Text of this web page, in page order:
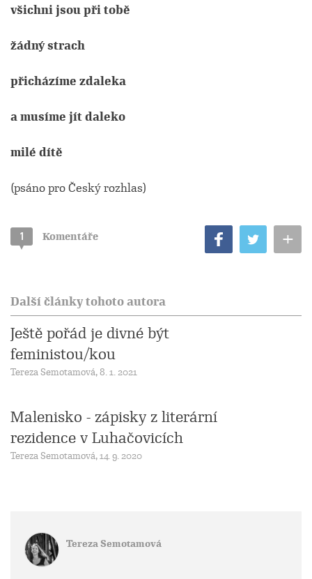
všichni jsou při tobě
žádný strach
přicházíme zdaleka
a musíme jít daleko
milé dítě
(psáno pro Český rozhlas)
1 Komentáře +
Další články tohoto autora
Ještě pořád je divné být
feministou/kou
Tereza Semotamová, 8. 1. 2021
Malenisko - zápisky z literární
rezidence v Luhačovicích
Tereza Semotamová, 14. 9. 2020
Tereza Semotamová